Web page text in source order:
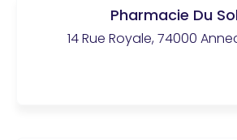
Pharmacie Du
14 Rue Royale, 74000